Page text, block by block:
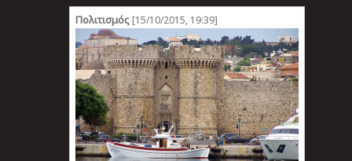
Πολιτισμός[15/10/2015, 19:39]